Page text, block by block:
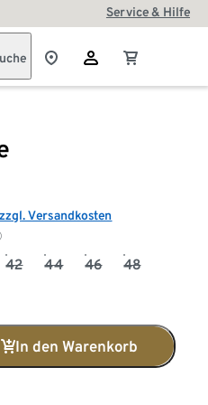
Service & Hilfe
zzgl. Versandkosten
42 44 46 48
In den Warenkorb